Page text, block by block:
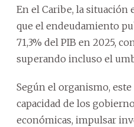
En el Caribe, la situación
que el endeudamiento
71,3% del PIB en 2025,
superando incluso el
Según el organismo,
capacidad de los
económicas, impulsar